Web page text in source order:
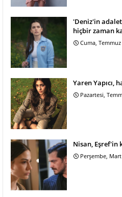
'Deniz'in adalet
hiçbir zaman
Cuma, Temmuz
Yaren Yapıcı,
Pazartesi,
Nisan, Eşref'in
Perşembe,